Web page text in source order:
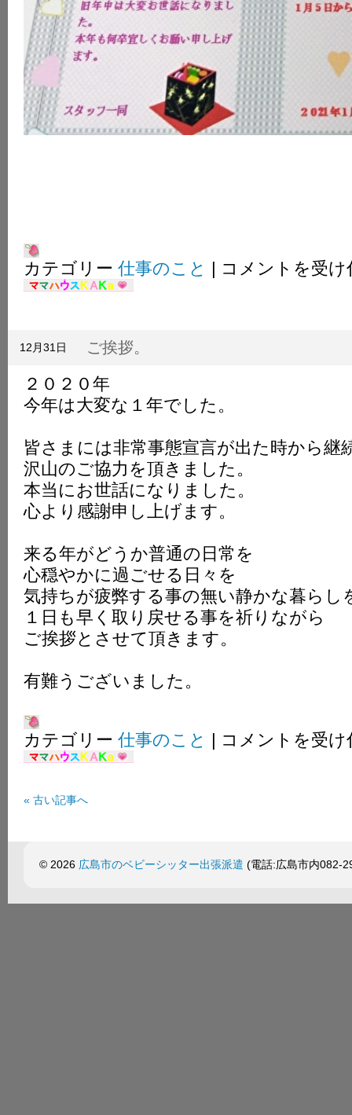
カテゴリー 仕事のこと |
２
０
コメントを受
ご挨拶。
12月31日
２０２０年
今年は大変な１年でした。
皆さまには非常事態宣言が出た時から継
沢山のご協力を頂きました。
本当にお世話になりました。
心より感謝申し上げます。
来る年がどうか普通の日常を
心穏やかに過ごせる日々を
気持ちが疲弊する事の無い静かな暮らし
１日も早く取り戻せる事を祈りながら
ご挨拶とさせて頂きます。
有難うございました。
カテゴリー 仕事のこと |
ご
コメントを受
« 古い記事へ
© 2026 広島市のベビーシッター出張派遣 (電話:広島市内082-